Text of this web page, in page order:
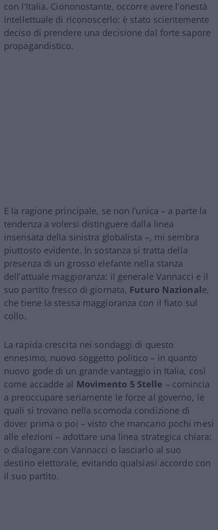
con l’Italia. Ciononostante, occorre avere l’onestà
intellettuale di riconoscerlo: è stato scientemente
deciso di prendere una decisione dal forte sapore
propagandistico.
E la ragione principale, se non l’unica – a parte la
tendenza a volersi distinguere dalla linea
insensata della sinistra globalista –, mi sembra
piuttosto evidente. In sostanza si tratta della
presenza di un grosso elefante nella stanza
dell’attuale maggioranza: il generale Vannacci e il
suo partito fresco di giornata, Futuro Nazionale,
che tiene la stessa maggioranza con il fiato sul
collo.
La rapida crescita nei sondaggi di questo
ennesimo, nuovo soggetto politico – in quanto
nuovo gode di un grande vantaggio in Italia, così
come accadde al Movimento 5 Stelle – comincia
a preoccupare seriamente le forze al governo, le
quali si trovano nella scomoda condizione di
dover prima o poi – visto che mancano pochi mesi
alle elezioni – adottare una linea strategica chiara:
o dialogare con Vannacci o lasciarlo al suo
destino elettorale, evitando qualsiasi accordo con
il suo partito.